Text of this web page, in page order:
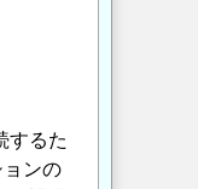
するた
ンの